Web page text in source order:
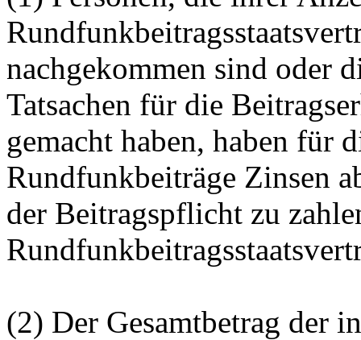
nachgekommen sind oder
Tatsachen für die
gemacht haben, haben für
Rundfunkbeiträge Zinsen
der Beitragspflicht zu
(2) Der Gesamtbetrag der